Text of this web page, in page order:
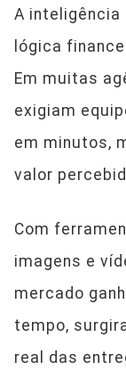
A
lógica
Em muitas
exigiam
em minutos,
valor
Com
imagens e
mercado
tempo,
real das